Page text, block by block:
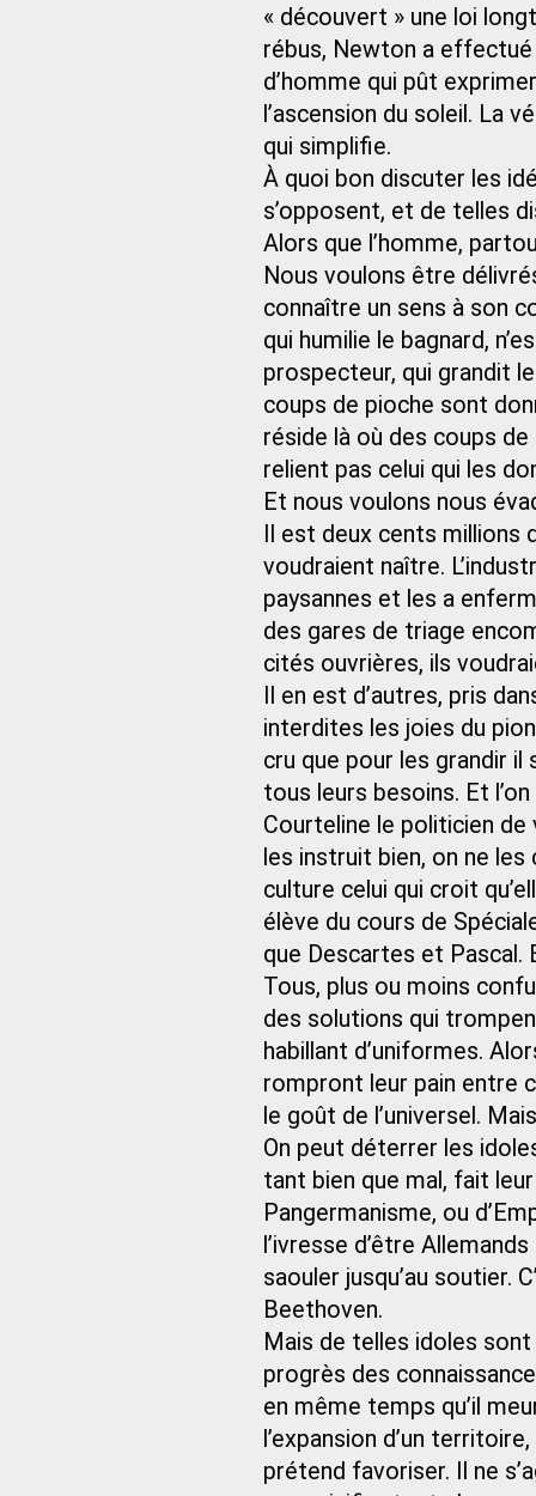
« découvert » une loi
rébus, Newton a
d’homme qui pût
l’ascension du soleil. La
qui simplifie.
À quoi bon discuter les
s’opposent, et de telles
Alors que l’homme,
Nous voulons être
connaître un sens à son
qui humilie le bagnard,
prospecteur, qui grandit
coups de pioche sont
réside là où des coups
relient pas celui qui les
Et nous voulons nous
Il est deux cents millions
voudraient naître.
paysannes et les a
des gares de triage
cités ouvrières, ils
Il en est d’autres, pris
interdites les joies du
cru que pour les grandir
tous leurs besoins. Et
Courteline le politicien de
les instruit bien, on ne
culture celui qui croit
élève du cours de
que Descartes et Pascal.
Tous, plus ou moins
des solutions qui
habillant d’uniformes.
rompront leur pain entre
le goût de l’universel.
On peut déterrer les
tant bien que mal, fait
Pangermanisme, ou
l’ivresse d’être
saouler jusqu’au soutier.
Beethoven.
Mais de telles idoles
progrès des
en même temps qu’il
l’expansion d’un
prétend favoriser. Il ne